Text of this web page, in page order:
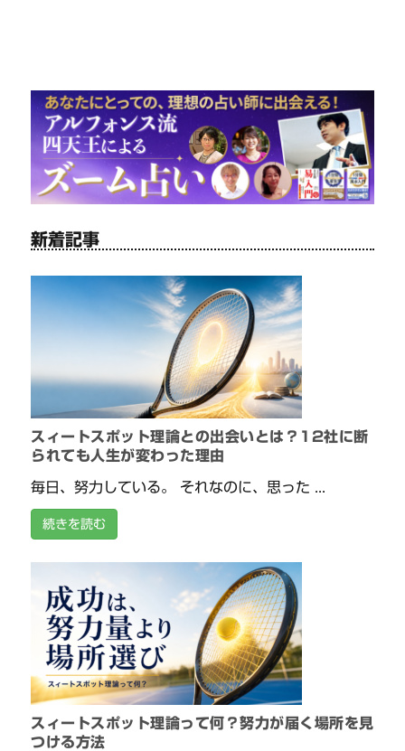
新着記事
スィートスポット理論との出会いとは？12社に断
られても人生が変わった理由
毎日、努力している。 それなのに、思った ...
続きを読む
スィートスポット理論って何？努力が届く場所を見
つける方法